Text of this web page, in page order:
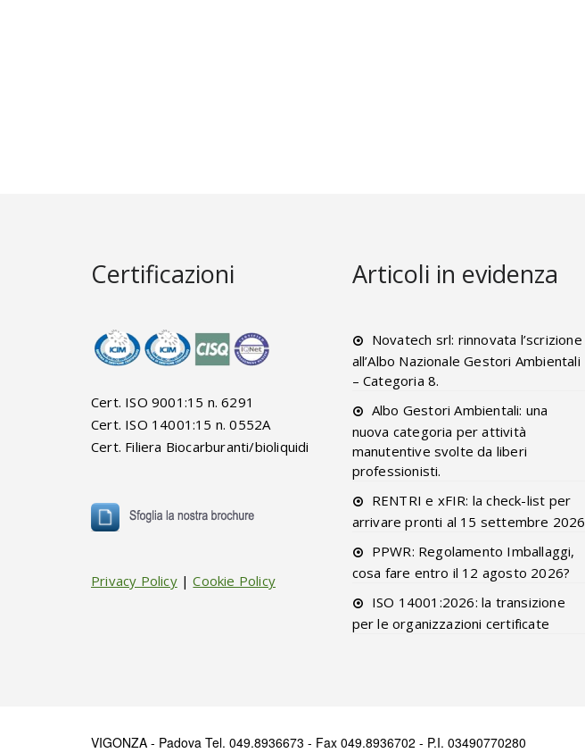
Certificazioni
Cert. ISO 9001:15 n. 6291
Cert. ISO 14001:15 n. 0552A
Cert. Filiera Biocarburanti/bioliquidi
Privacy Policy|Cookie Policy
Articoli in evidenza
Novatech srl: rinnovata l’scrizione
all’Albo Nazionale Gestori Ambientali
– Categoria 8.
Albo Gestori Ambientali: una
nuova categoria per attività
manutentive svolte da liberi
professionisti.
RENTRI e xFIR: la check-list per
arrivare pronti al 15 settembre 2026
PPWR: Regolamento Imballaggi,
cosa fare entro il 12 agosto 2026?
ISO 14001:2026: la transizione
per le organizzazioni certificate
VIGONZA - Padova Tel. 049.8936673 - Fax 049.8936702 - P.I. 03490770280